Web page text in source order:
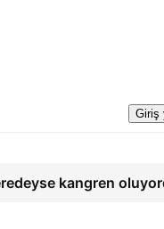
Giriş
kangren